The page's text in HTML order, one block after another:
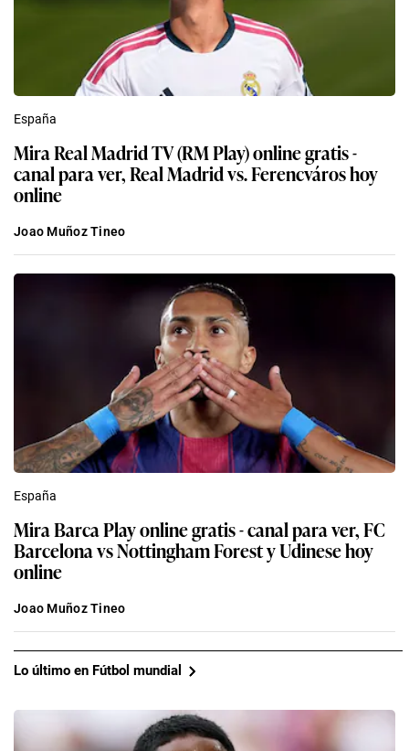
España
Mira Real Madrid TV (RM Play) online gratis -
canal para ver, Real Madrid vs. Ferencváros hoy
online
Joao Muñoz Tineo
España
Mira Barca Play online gratis - canal para ver, FC
Barcelona vs Nottingham Forest y Udinese hoy
online
Joao Muñoz Tineo
Lo último en Fútbol mundial